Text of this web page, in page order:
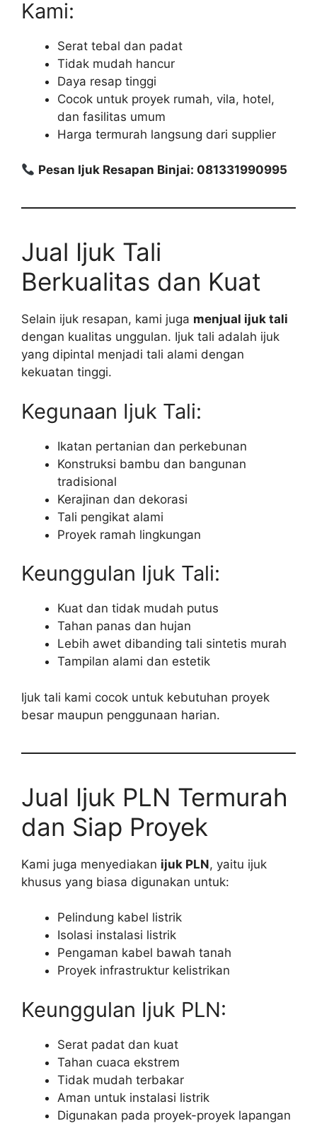
Kami:
Serat tebal dan padat
Tidak mudah hancur
Daya resap tinggi
Cocok untuk proyek rumah, vila, hotel,
dan fasilitas umum
Harga termurah langsung dari supplier
Pesan Ijuk Resapan Binjai: 081331990995
Jual Ijuk Tali
Berkualitas dan Kuat
Selain ijuk resapan, kami juga menjual ijuk tali
dengan kualitas unggulan. Ijuk tali adalah ijuk
yang dipintal menjadi tali alami dengan
kekuatan tinggi.
Kegunaan Ijuk Tali:
Ikatan pertanian dan perkebunan
Konstruksi bambu dan bangunan
tradisional
Kerajinan dan dekorasi
Tali pengikat alami
Proyek ramah lingkungan
Keunggulan Ijuk Tali:
Kuat dan tidak mudah putus
Tahan panas dan hujan
Lebih awet dibanding tali sintetis murah
Tampilan alami dan estetik
Ijuk tali kami cocok untuk kebutuhan proyek
besar maupun penggunaan harian.
Jual Ijuk PLN Termurah
dan Siap Proyek
Kami juga menyediakan ijuk PLN, yaitu ijuk
khusus yang biasa digunakan untuk:
Pelindung kabel listrik
Isolasi instalasi listrik
Pengaman kabel bawah tanah
Proyek infrastruktur kelistrikan
Keunggulan Ijuk PLN:
Serat padat dan kuat
Tahan cuaca ekstrem
Tidak mudah terbakar
Aman untuk instalasi listrik
Digunakan pada proyek-proyek lapangan